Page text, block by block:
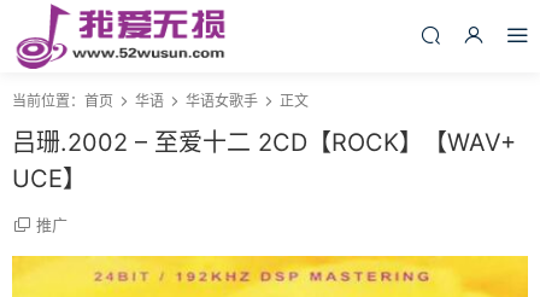
当前位置： 首页 华语 华语女歌手 正文
吕珊.2002 – 至爱十二 2CD【ROCK】【WAV+
UCE】
推广